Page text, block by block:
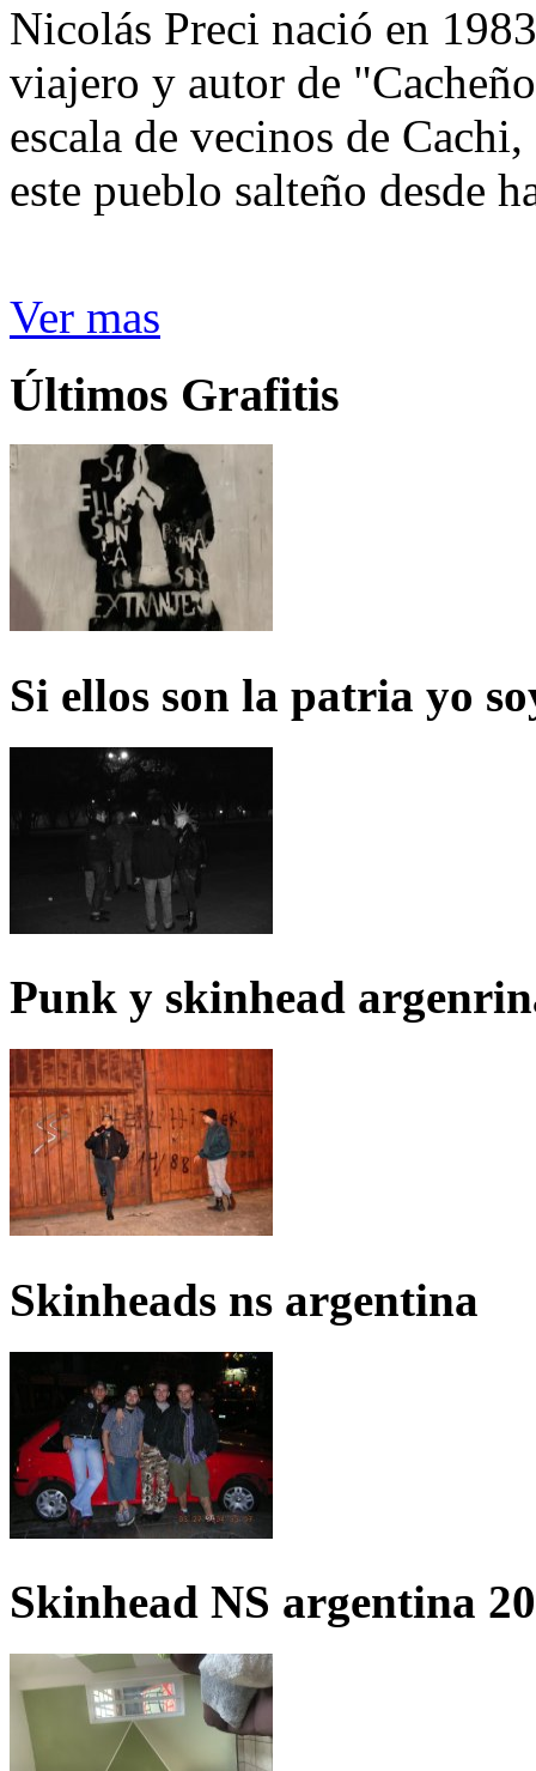
Nicolás Preci nació en
viajero y autor de
escala de vecinos de
este pueblo salteño desde
Ver mas
Últimos Grafitis
Si ellos son la patria yo
Punk y skinhead
Skinheads ns argentina
Skinhead NS argentina